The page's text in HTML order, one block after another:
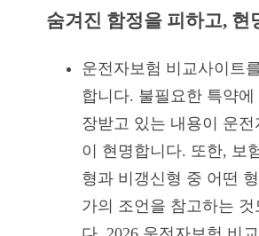
숨겨진 함정을 피하고, 현
운전자보험 비교사이트
합니다. 불필요한 특약
장받고 있는 내용이 운
이 현명합니다. 또한, 보
형과 비갱신형 중 어떤
가의 조언을 참고하는